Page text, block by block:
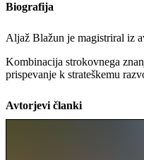
Biografija
Aljaž Blažun je magistriral iz
Kombinacija strokovnega
prispevanje k strateškemu
Avtorjevi članki